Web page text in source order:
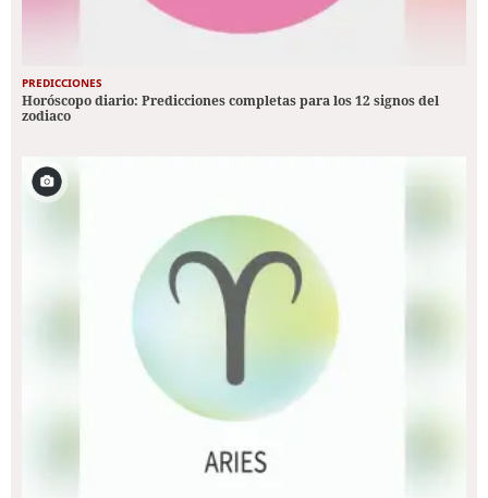
PREDICCIONES
Horóscopo diario: Predicciones completas para los 12 signos del
zodiaco